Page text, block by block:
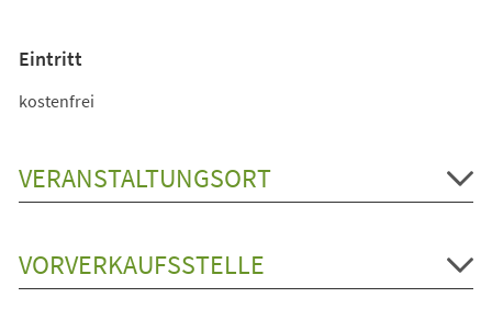
Eintritt
kostenfrei
VERANSTALTUNGSORT
VORVERKAUFSSTELLE